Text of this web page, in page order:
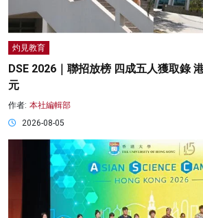
灼見教育
DSE 2026｜聯招放榜 四成五人獲取錄
元
作者: 本社編輯部
2026-08-05